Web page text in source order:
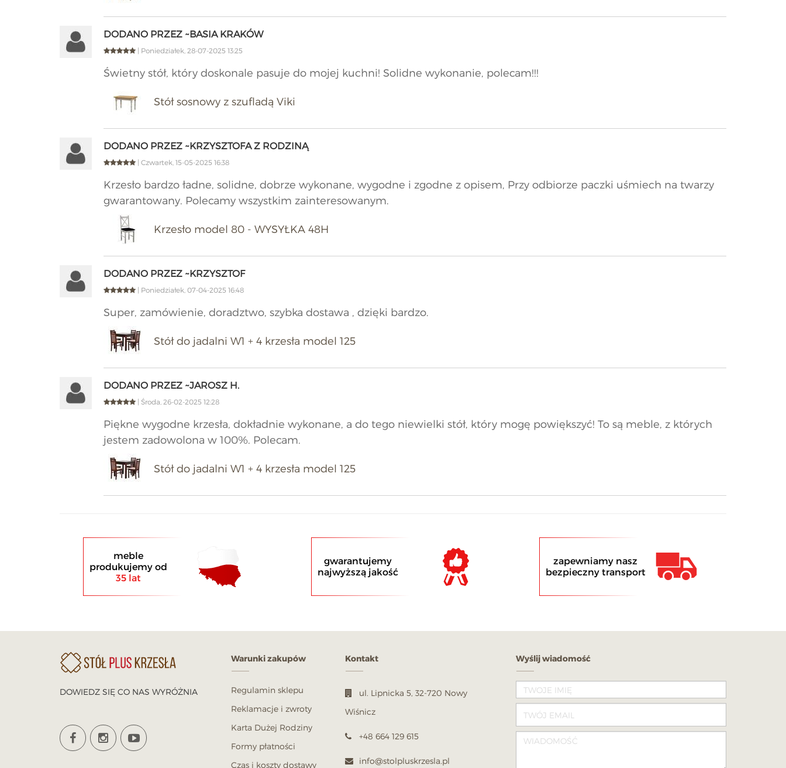
DODANO PRZEZ ~BASIA KRAKÓW
| Poniedziałek, 28-07-2025 13:25
Świetny stół, który doskonale pasuje do mojej kuchni! Solidne wykonanie, polecam!!!
Stół sosnowy z szufladą Viki
DODANO PRZEZ ~KRZYSZTOFA Z RODZINĄ
| Czwartek, 15-05-2025 16:38
Krzesło bardzo ładne, solidne, dobrze wykonane, wygodne i zgodne z opisem, Przy odbiorze paczki uśmiech na twarzy
gwarantowany. Polecamy wszystkim zainteresowanym.
Krzesło model 80 - WYSYŁKA 48H
DODANO PRZEZ ~KRZYSZTOF
| Poniedziałek, 07-04-2025 16:48
Super, zamówienie, doradztwo, szybka dostawa , dzięki bardzo.
Stół do jadalni W1 + 4 krzesła model 125
DODANO PRZEZ ~JAROSZ H.
| Środa, 26-02-2025 12:28
Piękne wygodne krzesła, dokładnie wykonane, a do tego niewielki stół, który mogę powiększyć! To są meble, z których
jestem zadowolona w 100%. Polecam.
Stół do jadalni W1 + 4 krzesła model 125
meble
produkujemy od
35 lat
gwarantujemy
najwyższą jakość
zapewniamy nasz
bezpieczny transport
DOWIEDZ SIĘ CO NAS WYRÓŻNIA
Warunki zakupów
Regulamin sklepu
Reklamacje i zwroty
Karta Dużej Rodziny
Formy płatności
Czas i koszty dostawy
Kontakt
ul. Lipnicka 5, 32-720 Nowy
Wiśnicz
+48 664 129 615
info@stolpluskrzesla.pl
Wyślij wiadomość